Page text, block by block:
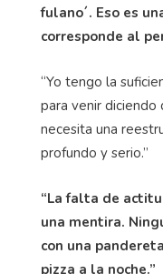
fulano´. Eso es
corresponde al
“Yo tengo la
para venir
necesita una
profundo y serio.”
“La falta de
una mentira.
con una
pizza a la noche.”